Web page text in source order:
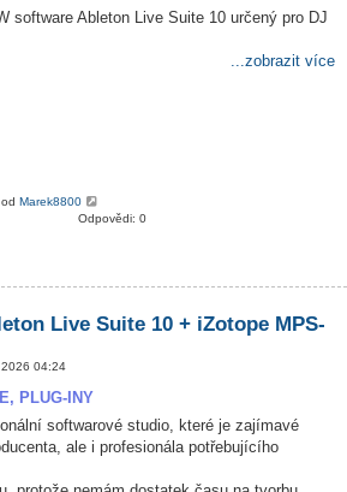
software Ableton Live Suite 10 určený pro DJ
...zobrazit více
Marek8800
Odpovědi: 0
Live Suite 10 + iZotope MPS-
04:24
PLUG-INY
softwarové studio, které je zajímavé
ale i profesionála potřebujícího